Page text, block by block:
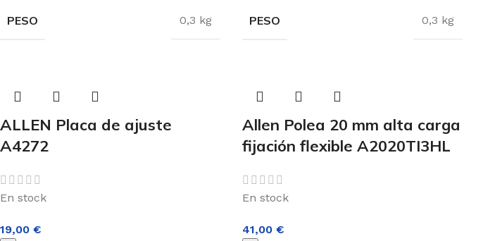
PESO 0,3 kg PESO 0,3 kg
ALLEN Placa de ajuste
A4272
En stock
19,00 €
Allen Polea 20 mm alta carga
fijación flexible A2020TI3HL
En stock
41,00 €